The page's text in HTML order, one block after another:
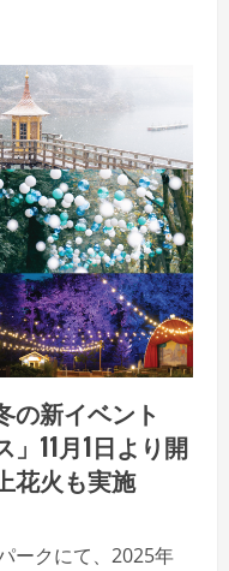
の新イベント
」11月1日より開
花火も実施
ークにて、2025年